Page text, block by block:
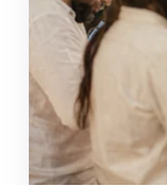
wirklich
wollen